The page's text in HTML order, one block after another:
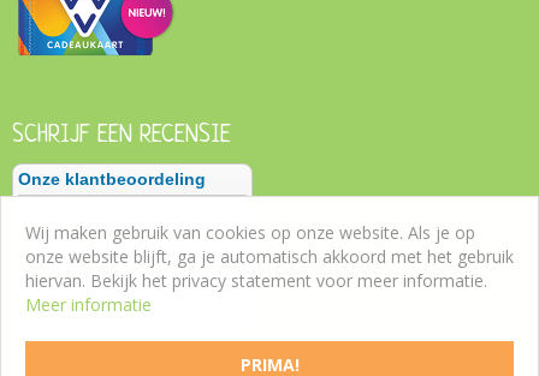
SCHRIJF EEN RECENSIE
PRIMA!
Wij maken gebruik van cookies op onze website. Als je op
onze website blijft, ga je automatisch akkoord met het gebruik
hiervan. Bekijk het privacy statement voor meer informatie.
Meer informatie